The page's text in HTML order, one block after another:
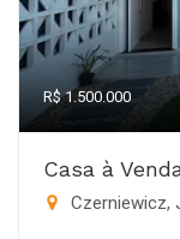
R$ 1.500.000
Casa à
Czerniewicz,